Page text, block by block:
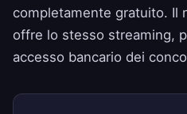
completamente gratuito. Il
offre lo stesso streaming,
accesso bancario dei